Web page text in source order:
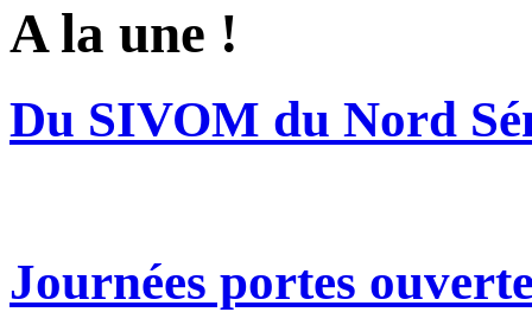
A la une !
Du SIVOM du Nord
Journées portes